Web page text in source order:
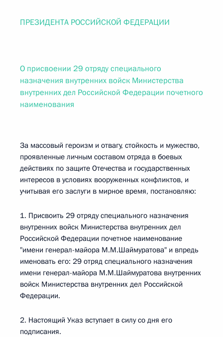
ПРЕЗИДЕНТА РОССИЙСКОЙ ФЕДЕРАЦИИ
О присвоении 29 отряду специального
назначения внутренних войск Министерства
внутренних дел Российской Федерации почетного
наименования
За массовый героизм и отвагу, стойкость и мужество,
проявленные личным составом отряда в боевых
действиях по защите Отечества и государственных
интересов в условиях вооруженных конфликтов, и
учитывая его заслуги в мирное время, постановляю:
1. Присвоить 29 отряду специального назначения
внутренних войск Министерства внутренних дел
Российской Федерации почетное наименование
"имени генерал-майора М.М.Шаймуратова" и впредь
именовать его: 29 отряд специального назначения
имени генерал-майора М.М.Шаймуратова внутренних
войск Министерства внутренних дел Российской
Федерации.
2. Настоящий Указ вступает в силу со дня его
подписания.